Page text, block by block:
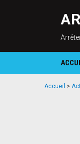
Accueil >